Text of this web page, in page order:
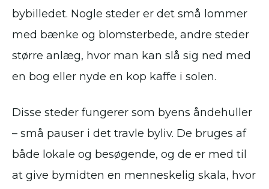
bybilledet. Nogle steder er det små lommer
med bænke og blomsterbede, andre steder
større anlæg, hvor man kan slå sig ned med
en bog eller nyde en kop kaffe i solen.
Disse steder fungerer som byens åndehuller
– små pauser i det travle byliv. De bruges af
både lokale og besøgende, og de er med til
at give bymidten en menneskelig skala, hvor